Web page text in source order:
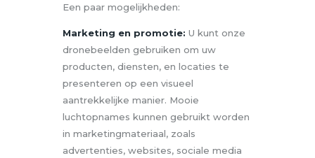
Een paar mogelijkheden:
Marketing en promotie: U kunt onze
dronebeelden gebruiken om uw
producten, diensten, en locaties te
presenteren op een visueel
aantrekkelijke manier. Mooie
luchtopnames kunnen gebruikt worden
in marketingmateriaal, zoals
advertenties, websites, sociale media